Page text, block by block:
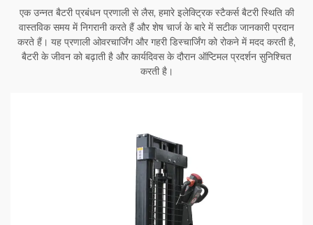
एक उन्नत बैटरी प्रबंधन प्रणाली से लैस, हमारे इलेक्ट्रिक स्टैकर्स बैटरी स्थिति की
वास्तविक समय में निगरानी करते हैं और शेष चार्ज के बारे में सटीक जानकारी प्रदान
करते हैं। यह प्रणाली ओवरचार्जिंग और गहरी डिस्चार्जिंग को रोकने में मदद करती है,
बैटरी के जीवन को बढ़ाती है और कार्यदिवस के दौरान ऑप्टिमल प्रदर्शन सुनिश्चित
करती है।